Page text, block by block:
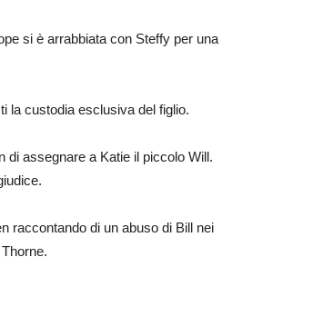
si è arrabbiata con Steffy per una
la custodia esclusiva del figlio.
di assegnare a Katie il piccolo Will.
raccontando di un abuso di Bill nei